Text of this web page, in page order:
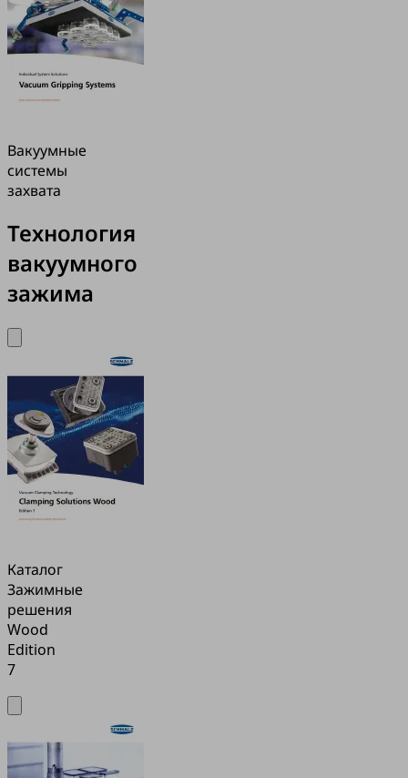
Вакуумные
системы
захвата
Технология
вакуумного
зажима
Каталог
Зажимные
решения
Wood
Edition
7